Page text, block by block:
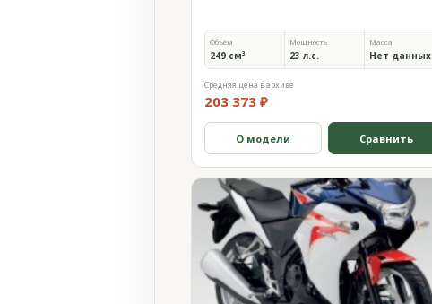
Объём
249 см³
Мощность
23 л.с.
Масса
Нет данных
Средняя цена в архиве
203 373 ₽
О модели Сравнить